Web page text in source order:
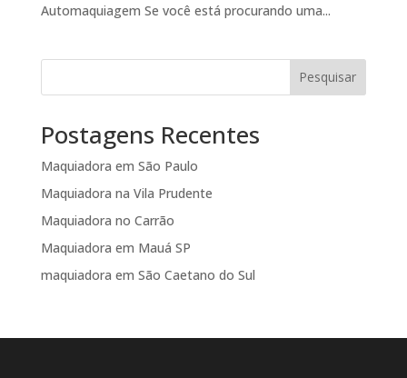
Automaquiagem Se você está procurando uma...
Pesquisar
Postagens Recentes
Maquiadora em São Paulo
Maquiadora na Vila Prudente
Maquiadora no Carrão
Maquiadora em Mauá SP
maquiadora em São Caetano do Sul